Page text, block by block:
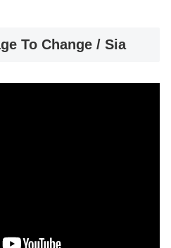
To Change / Sia